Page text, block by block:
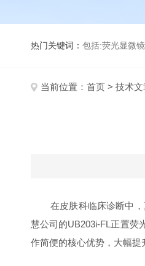
热门关键词： 包括:荧光显微
当前位置： 首页 > 技术文
在皮肤科临床诊断中
慧公司的UB203i-FL正置荧
作简便的核心优势，大幅